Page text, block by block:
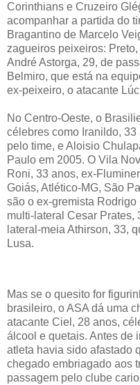
Corinthians e Cruzeiro
acompanhar a partida do
Bragantino de Marcelo
zagueiros peixeiros:
André Astorga, 29, de
Belmiro, que está na
ex-peixeiro, o atacante
No Centro-Oeste, o
célebres como Iranildo,
pelo time, e Aloisio
Paulo em 2005. O Vila
Roni, 33 anos, ex-
Goiás, Atlético-MG, São
são o ex-gremista
multi-lateral Cesar Prates,
lateral-meia Athirson, 33,
Lusa.
Mas se o quesito for
brasileiro, o ASA dá uma
atacante Ciel, 28 anos,
álcool e quetais. Antes de
atleta havia sido afastado
chegado embriagado aos
passagem pelo clube